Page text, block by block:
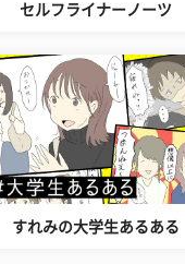
セルフライナーノーツ
すれみの大学生あるある